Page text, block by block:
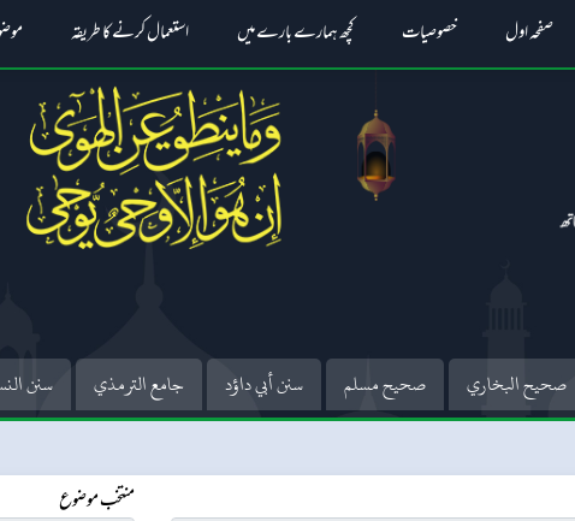
صفحہ اول خصوصیات کچھ ہمارے بارے میں استعمال کرنے کا طریقہ
صحيح البخاري صحيح مسلم سنن أبي داؤد جامع الترمذي سنن
منتخب موضوع